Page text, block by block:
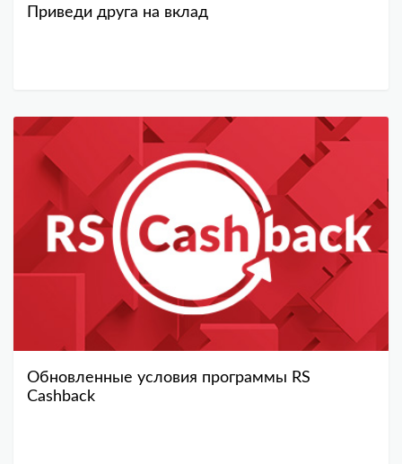
Приведи друга на вклад
Обновленные условия программы RS
Cashback